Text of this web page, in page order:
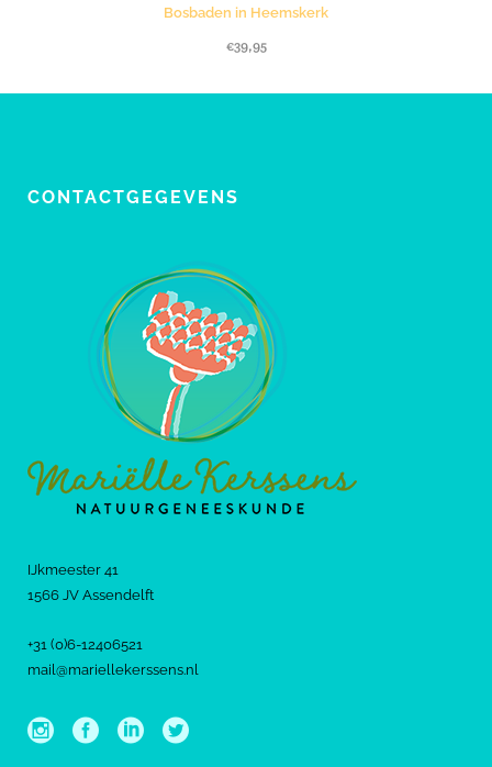
Bosbaden in Heemskerk
€39,95
CONTACTGEGEVENS
IJkmeester 41
1566 JV Assendelft
+31 (0)6-12406521
mail@mariellekerssens.nl